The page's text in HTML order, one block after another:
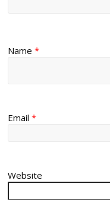
Name*
Email*
Website